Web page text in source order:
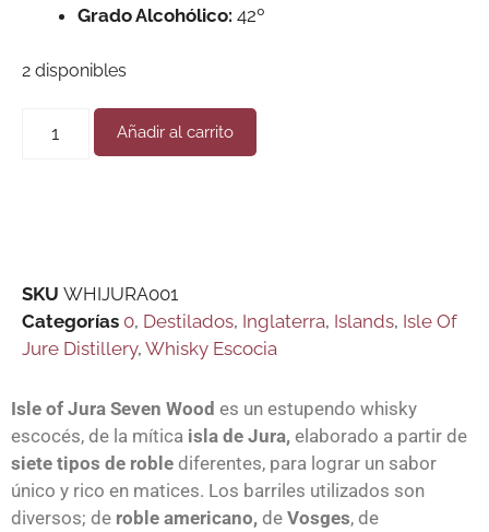
Grado Alcohólico: 42º
2 disponibles
Añadir al carrito
SKU WHIJURA001
Categorías 0, Destilados, Inglaterra, Islands, Isle Of
Jure Distillery, Whisky Escocia
Isle of Jura Seven Wood es un estupendo whisky
escocés, de la mítica isla de Jura, elaborado a partir de
siete tipos de roble diferentes, para lograr un sabor
único y rico en matices. Los barriles utilizados son
diversos; de roble americano, de Vosges, de